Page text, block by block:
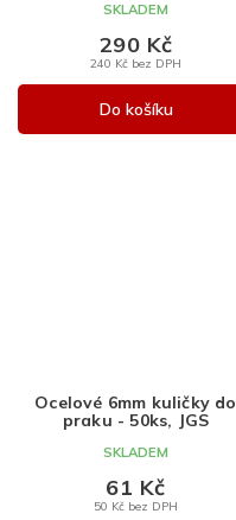
SKLADEM
240 Kč bez DPH
290 Kč
Do košíku
Ocelové 6mm kuličky do
praku - 50ks, JGS
SKLADEM
50 Kč bez DPH
61 Kč